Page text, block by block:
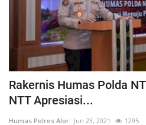
Rakernis Humas Polda
NTT Apresiasi...
Humas Polres Alor Jun 23, 2021 1295